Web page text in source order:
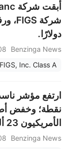
دولارًا.
Benzinga News
FIGS, Inc. Class A
نقطة؛ وخفض
يوليو.
Benzinga News